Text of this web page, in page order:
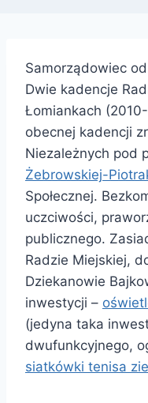
Samorządowiec
Dwie kadencje
Łomiankach
obecnej kadencji
Niezależnych pod
Żebrowskiej-
Społecznej.
uczciwości,
publicznego.
Radzie Miejskiej,
Dziekanowie
inwestycji –
(jedyna taka
dwufunkcyjnego,
siatkówki tenisa